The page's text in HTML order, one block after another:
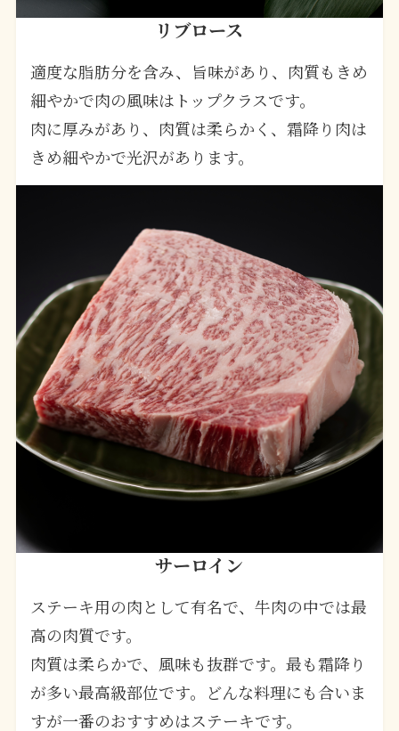
リブロース
適度な脂肪分を含み、旨味があり、肉質もきめ
細やかで肉の風味はトップクラスです。
肉に厚みがあり、肉質は柔らかく、霜降り肉は
きめ細やかで光沢があります。
サーロイン
ステーキ用の肉として有名で、牛肉の中では最
高の肉質です。
肉質は柔らかで、風味も抜群です。最も霜降り
が多い最高級部位です。どんな料理にも合いま
すが一番のおすすめはステーキです。